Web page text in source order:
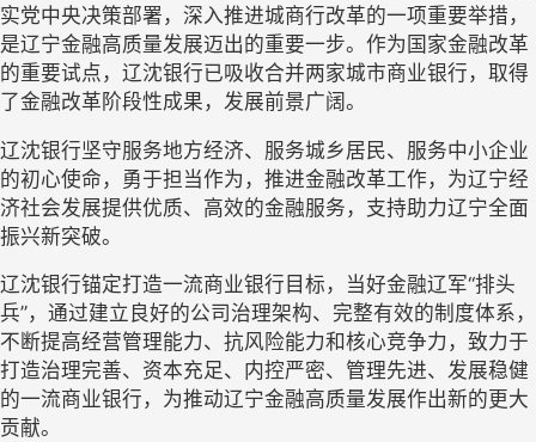
实党中央决策部署，深入推进城商行改革的一项重要举措，
是辽宁金融高质量发展迈出的重要一步。作为国家金融改革
的重要试点，辽沈银行已吸收合并两家城市商业银行，取得
了金融改革阶段性成果，发展前景广阔。
辽沈银行坚守服务地方经济、服务城乡居民、服务中小企业
的初心使命，勇于担当作为，推进金融改革工作，为辽宁经
济社会发展提供优质、高效的金融服务，支持助力辽宁全面
振兴新突破。
辽沈银行锚定打造一流商业银行目标，当好金融辽军“排头
兵”，通过建立良好的公司治理架构、完整有效的制度体系，
不断提高经营管理能力、抗风险能力和核心竞争力，致力于
打造治理完善、资本充足、内控严密、管理先进、发展稳健
的一流商业银行，为推动辽宁金融高质量发展作出新的更大
贡献。